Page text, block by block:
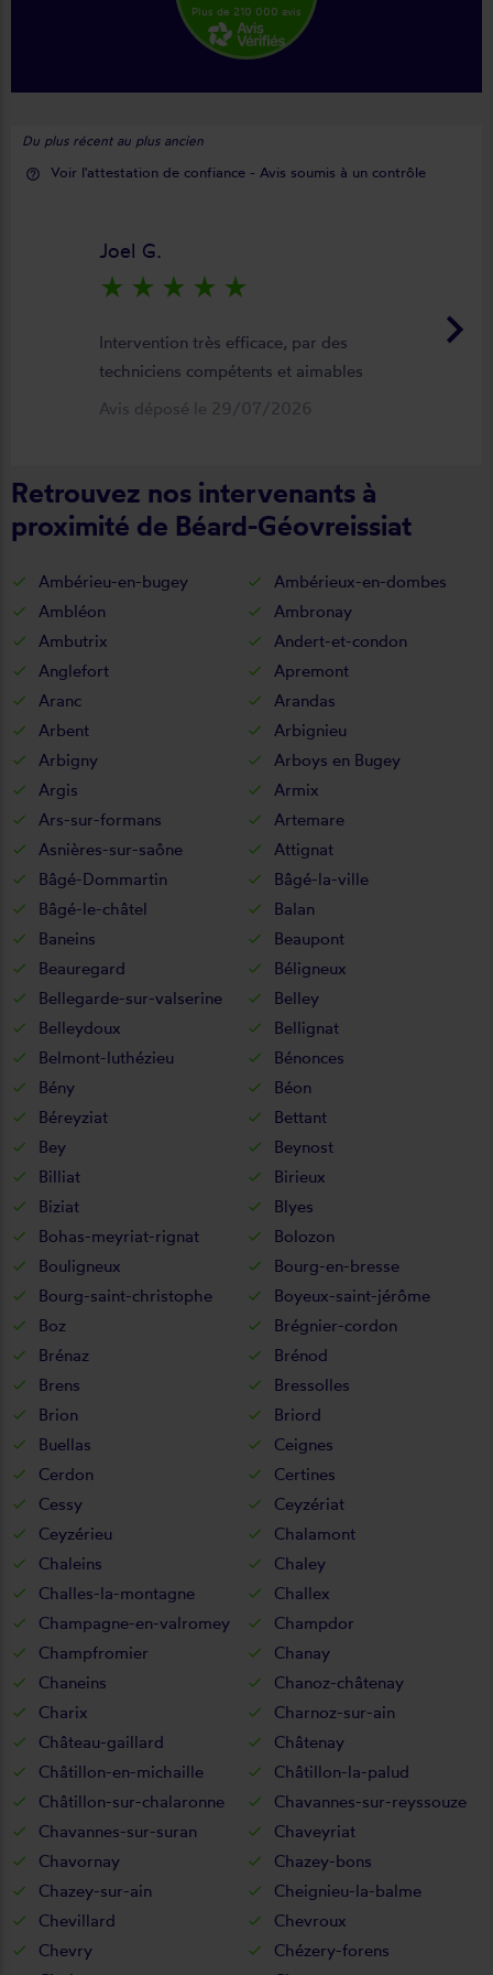
Plus de 210 000 avis
Du plus récent au plus ancien
help_outline Voir l'attestation de confiance - Avis soumis à un contrôle
keyboard_arrow_right
Joel G.
star_rate star_rate star_rate star_rate star_rate
Intervention très efficace, par des
techniciens compétents et aimables
Avis déposé le 29/07/2026
Retrouvez nos intervenants à
proximité de Béard-Géovreissiat
Ambérieu-en-bugey
Ambérieux-en-dombes
Ambléon
Ambronay
Ambutrix
Andert-et-condon
Anglefort
Apremont
Aranc
Arandas
Arbent
Arbignieu
Arbigny
Arboys en Bugey
Argis
Armix
Ars-sur-formans
Artemare
Asnières-sur-saône
Attignat
Bâgé-Dommartin
Bâgé-la-ville
Bâgé-le-châtel
Balan
Baneins
Beaupont
Beauregard
Béligneux
Bellegarde-sur-valserine
Belley
Belleydoux
Bellignat
Belmont-luthézieu
Bénonces
Bény
Béon
Béreyziat
Bettant
Bey
Beynost
Billiat
Birieux
Biziat
Blyes
Bohas-meyriat-rignat
Bolozon
Bouligneux
Bourg-en-bresse
Bourg-saint-christophe
Boyeux-saint-jérôme
Boz
Brégnier-cordon
Brénaz
Brénod
Brens
Bressolles
Brion
Briord
Buellas
Ceignes
Cerdon
Certines
Cessy
Ceyzériat
Ceyzérieu
Chalamont
Chaleins
Chaley
Challes-la-montagne
Challex
Champagne-en-valromey
Champdor
Champfromier
Chanay
Chaneins
Chanoz-châtenay
Charix
Charnoz-sur-ain
Château-gaillard
Châtenay
Châtillon-en-michaille
Châtillon-la-palud
Châtillon-sur-chalaronne
Chavannes-sur-reyssouze
Chavannes-sur-suran
Chaveyriat
Chavornay
Chazey-bons
Chazey-sur-ain
Cheignieu-la-balme
Chevillard
Chevroux
Chevry
Chézery-forens